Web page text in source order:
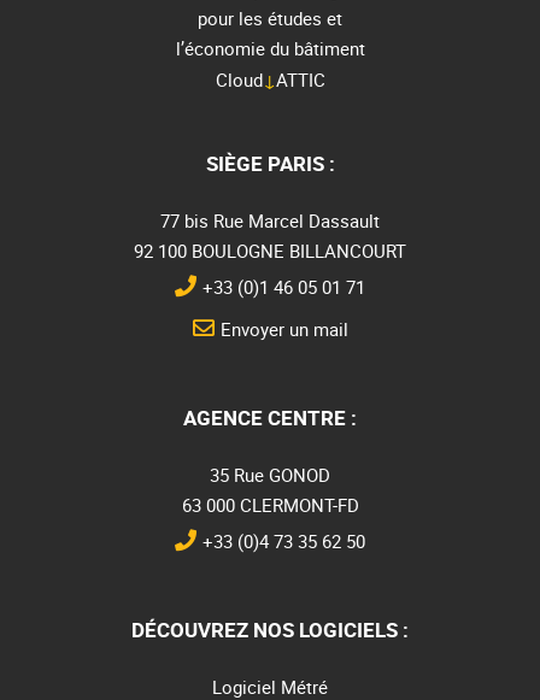
pour les études et
l’économie du bâtiment
Cloud↓ ATTIC
SIÈGE PARIS :
77 bis Rue Marcel Dassault
92 100 BOULOGNE BILLANCOURT
+33 (0)1 46 05 01 71
Envoyer un mail
AGENCE CENTRE :
35 Rue GONOD
63 000 CLERMONT-FD
+33 (0)4 73 35 62 50
DÉCOUVREZ NOS LOGICIELS :
Logiciel Métré